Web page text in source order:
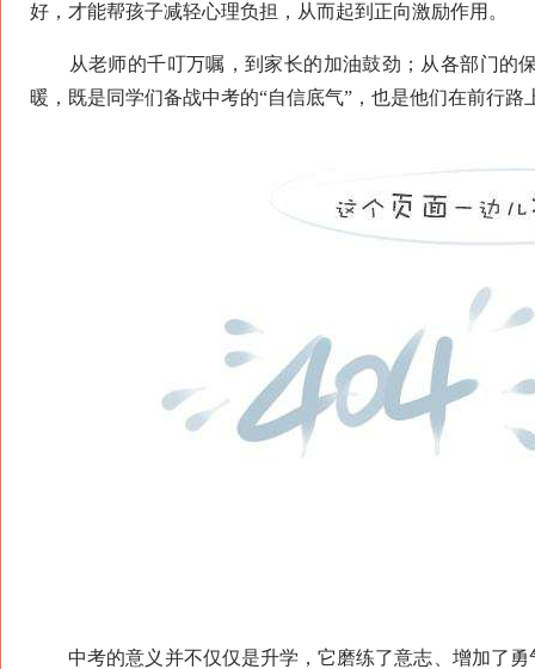
好，才能帮孩子减轻心理负担，从而起到正向激励作用。
从老师的千叮万嘱，到家长的加油鼓劲；从各部门的
暖，既是同学们备战中考的“自信底气”，也是他们在前行路
中考的意义并不仅仅是升学，它磨练了意志、增加了勇